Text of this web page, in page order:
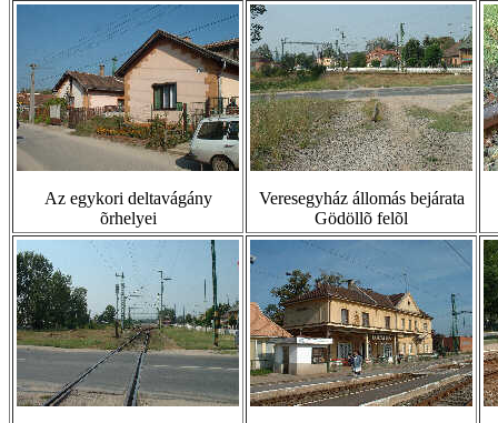
Az egykori deltavágány
õrhelyei
Veresegyház állomás bejárata
Gödöllõ felõl